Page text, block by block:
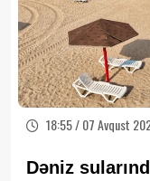
18:55 / 07 Avqust
Dəniz